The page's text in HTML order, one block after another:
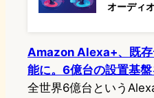
オーディ
Amazon Alexa+、既
能に。6億台の設置基
全世界6億台という